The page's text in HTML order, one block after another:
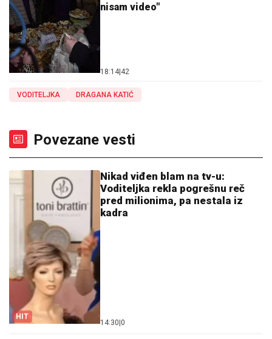
nisam video"
18:14|42
VODITELJKA DRAGANA KATIĆ
Povezane vesti
HIT
Nikad viđen blam na tv-u:
Voditeljka rekla pogrešnu reč
pred milionima, pa nestala iz
kadra
14:30|0